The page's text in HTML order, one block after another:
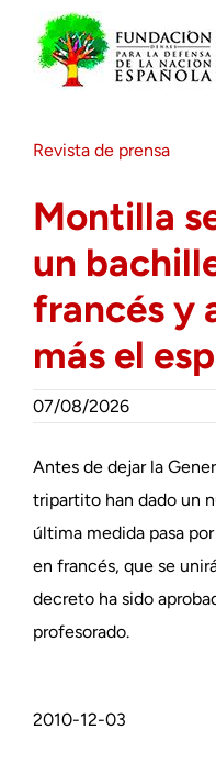
contenido
Actualidad
Actividades
Colabora
Revista de prensa
Montilla
un
francés y
más el
07/08/2026
Antes de dejar la
tripartito han dado un
última medida pasa
en francés, que se
decreto ha sido
profesorado.
2010-12-03